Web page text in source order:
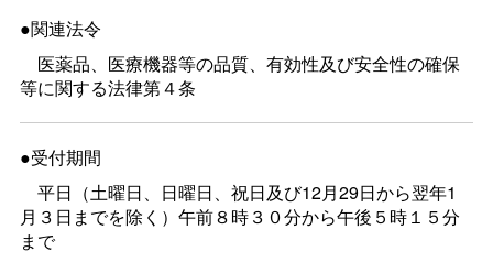
●関連法令
医薬品、医療機器等の品質、有効性及び安全性の確保
等に関する法律第４条
●受付期間
平日（土曜日、日曜日、祝日及び12月29日から翌年1
月３日までを除く）午前８時３０分から午後５時１５分
まで